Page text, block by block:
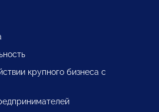
крупного бизнеса с